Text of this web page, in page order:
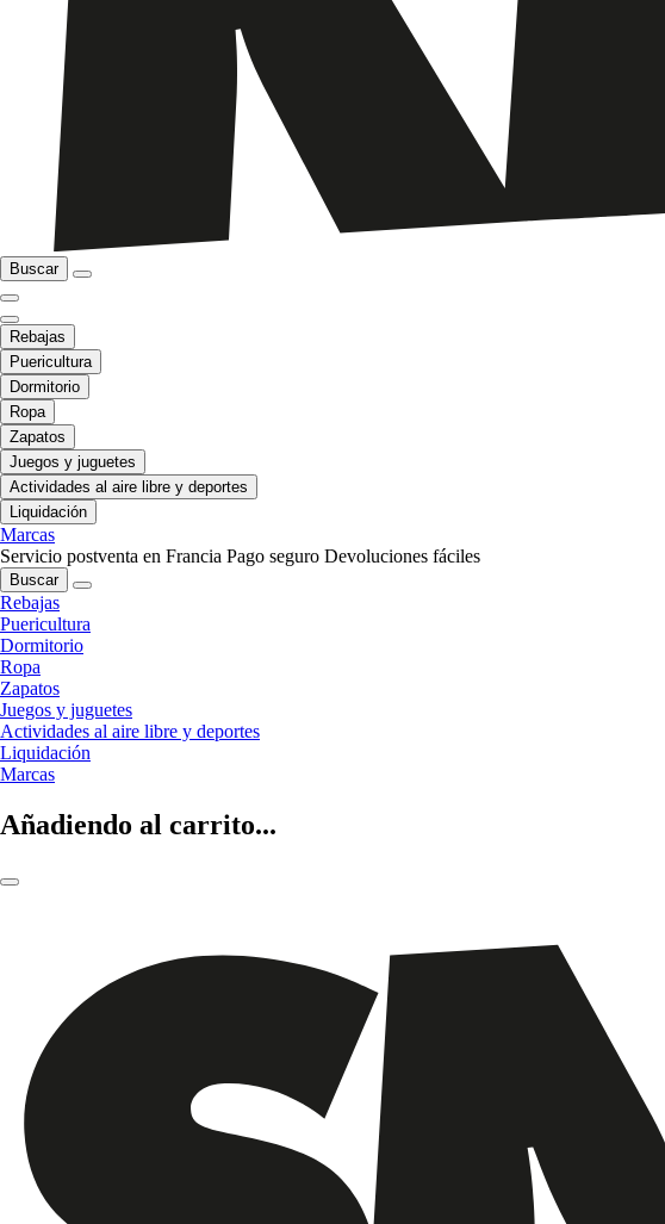
Buscar
Rebajas
Puericultura
Dormitorio
Ropa
Zapatos
Juegos y juguetes
Actividades al aire libre y deportes
Liquidación
Marcas
Servicio postventa en Francia Pago seguro Devoluciones fáciles
Buscar
Rebajas
Puericultura
Dormitorio
Ropa
Zapatos
Juegos y juguetes
Actividades al aire libre y deportes
Liquidación
Marcas
Añadiendo al carrito...